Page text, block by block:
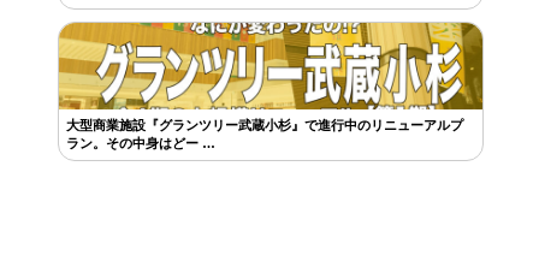
大型商業施設『グランツリー武蔵小杉』で進行中のリニューアルプ
ラン。その中身はどー …